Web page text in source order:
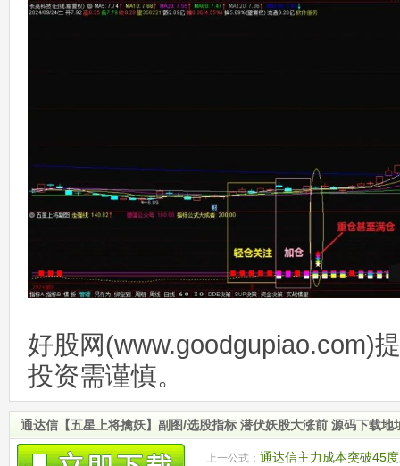
好股网(www.goodgupiao.com)
投资需谨慎。
通达信【五星上将擒妖】副图/选股指标 潜伏妖股大涨前 源码下载地
上一公式： 通达信主力成本突破45